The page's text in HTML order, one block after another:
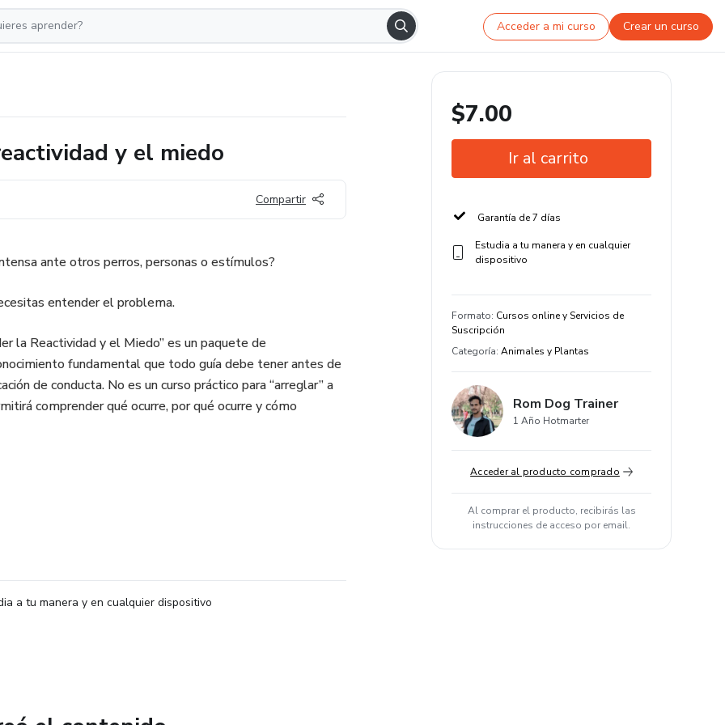
Acceder a mi curso Crear un curso
y el miedo
Compartir
ante otros perros, personas o estímulos?
entender el problema.
la Reactividad y el Miedo” es un paquete de
fundamental que todo guía debe tener antes de
de conducta. No es un curso práctico para “arreglar” a
comprender qué ocurre, por qué ocurre y cómo
a tu manera y en cualquier dispositivo
$7.00
Ir al carrito
Garantía de 7 días
Estudia a tu manera y en cualquier
dispositivo
Formato: Cursos online y Servicios de
Suscripción
Categoría: Animales y Plantas
Rom Dog Trainer
1 Año Hotmarter
Acceder al producto comprado
Al comprar el producto, recibirás las
instrucciones de acceso por email.